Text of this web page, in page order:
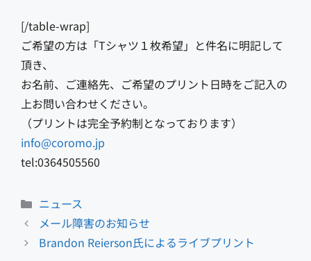
[/table-wrap]
ご希望の方は「Tシャツ１枚希望」と件名に明記して
頂き、
お名前、ご連絡先、ご希望のプリント日時をご記入の
上お問い合わせください。
（プリントは完全予約制となっております）
info@coromo.jp
tel:0364505560
カ
テ
ゴ
リ
ニュース
メール障害のお知らせ
Brandon Reierson氏によるライブプリント